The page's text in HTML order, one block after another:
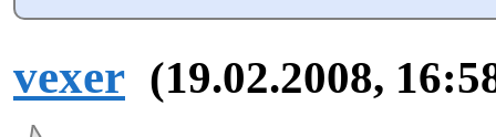
vexer (19.02.2008,